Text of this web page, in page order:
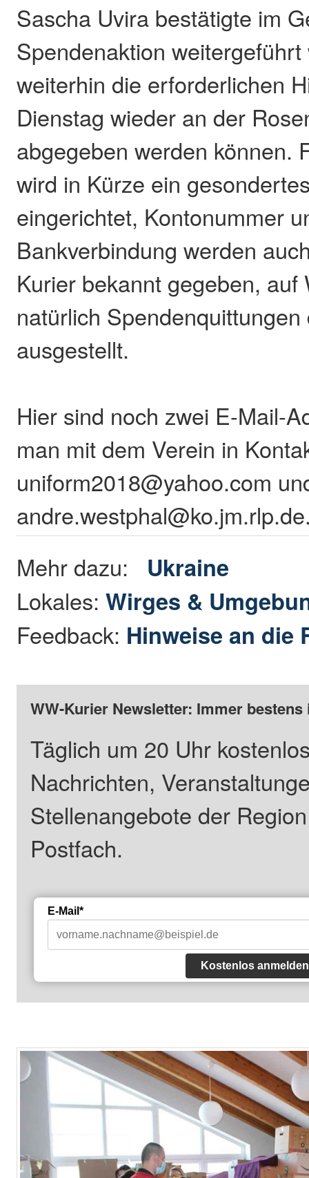
Sascha Uvira bestätigte im
Spendenaktion
weiterhin die erforderlichen
Dienstag wieder an der
abgegeben werden können.
wird in Kürze ein
eingerichtet, Kontonummer
Bankverbindung werden
Kurier bekannt gegeben, auf
natürlich
ausgestellt.
Hier sind noch zwei E-Mail-
man mit dem Verein in
uniform2018@yahoo.com
Mehr dazu: Ukraine
Lokales:Wirges &
Feedback: Hinweise an die
WW-Kurier Newsletter: Immer
Täglich um 20 Uhr
Nachrichten,
Stellenangebote der
Postfach.
E-Mail*
Kostenlos anmelden